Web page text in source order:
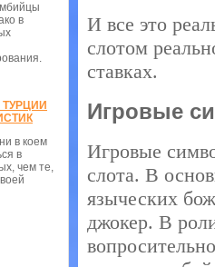
в
в коем
в
чем те,
И все это
слотом
ставках.
Игровые
Игровые
слота. В
языческих
джокер. В